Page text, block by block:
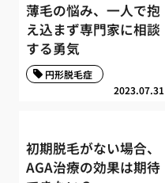
薄毛の悩み、一人で抱
え込まず専門家に相談
する勇気
2023.07.31
円形脱毛症
初期脱毛がない場合、
AGA治療の効果は期待